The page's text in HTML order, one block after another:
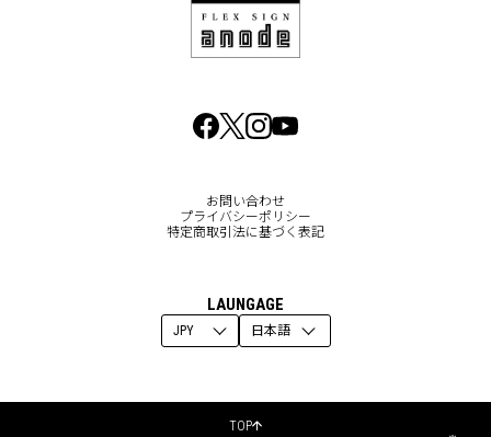
お問い合わせ
プライバシーポリシー
特定商取引法に基づく表記
LAUNGAGE
TOP